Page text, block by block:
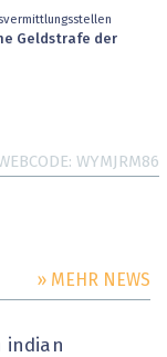
Geldstrafe der
WYMJRM86
» MEHR NEWS
indian